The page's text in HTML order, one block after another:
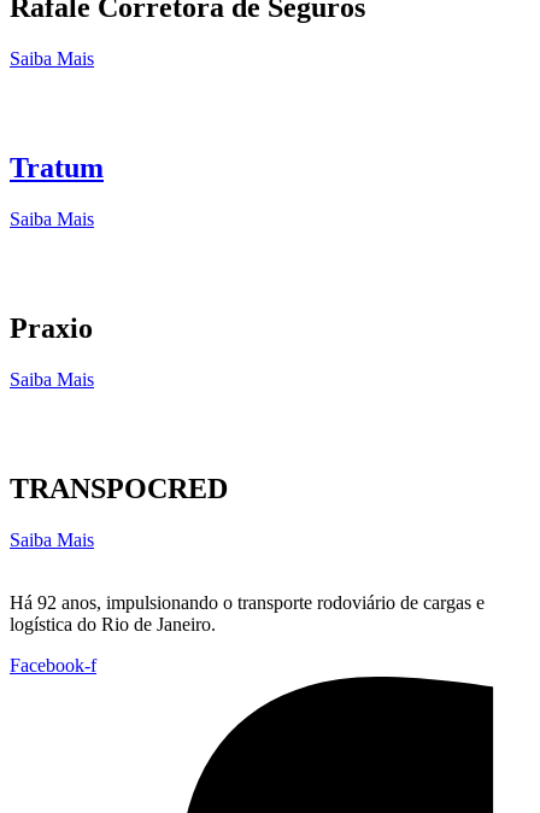
Rafale Corretora de Seguros
Saiba Mais
Tratum
Saiba Mais
Praxio
Saiba Mais
TRANSPOCRED
Saiba Mais
Há 92 anos, impulsionando o transporte rodoviário de cargas e
logística do Rio de Janeiro.
Facebook-f